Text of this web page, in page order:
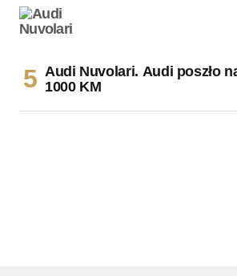
Audi Nuvolari. Audi poszło
1000 KM